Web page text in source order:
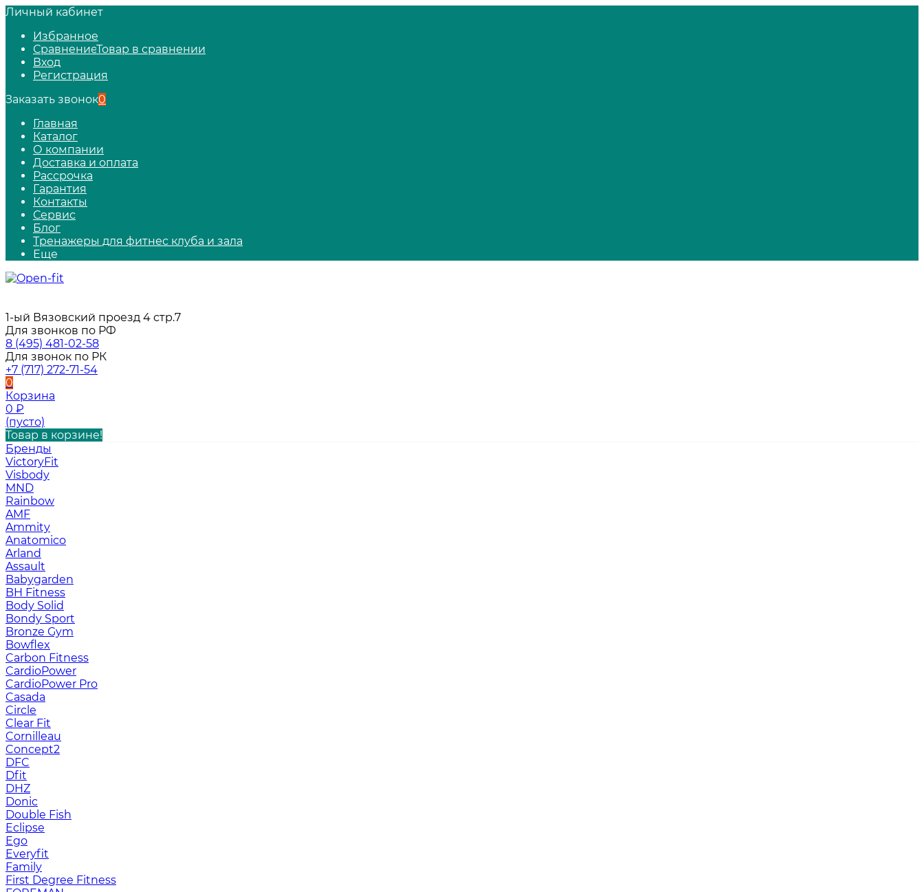
Личный кабинет
Избранное
СравнениеТовар в сравнении
Вход
Регистрация
Заказать звонок0
Главная
Каталог
О компании
Доставка и оплата
Рассрочка
Гарантия
Контакты
Сервис
Блог
Тренажеры для фитнес клуба и зала
Еще
1-ый Вязовский проезд 4 стр.7
Для звонков по РФ
8 (495) 481-02-58
Для звонок по РК
+7 (717) 272-71-54
0
Корзина
0 ₽
(пусто)
Товар в корзине!
Бренды
VictoryFit
Visbody
MND
Rainbow
AMF
Ammity
Anatomico
Arland
Assault
Babygarden
BH Fitness
Body Solid
Bondy Sport
Bronze Gym
Bowflex
Carbon Fitness
CardioPower
CardioPower Pro
Casada
Circle
Clear Fit
Cornilleau
Concept2
DFC
Dfit
DHZ
Donic
Double Fish
Eclipse
Ego
Everyfit
Family
First Degree Fitness